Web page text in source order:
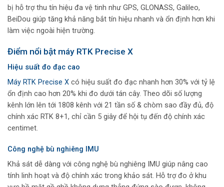
bị hỗ trợ thu tín hiệu đa vệ tinh như GPS, GLONASS, Galileo,
BeiDou giúp tăng khả năng bắt tín hiệu nhanh và ổn định hơn khi
làm việc ngoài hiện trường.
Điểm nổi bật máy RTK Precise X
Hiệu suất đo đạc cao
Máy RTK Precise X có hiệu suất đo đạc nhanh hơn 30% với tỷ lệ
ổn định cao hơn 20% khi đo dưới tán cây. Theo dõi số lượng
kênh lớn lên tới 1808 kênh với 21 tần số & chòm sao đầy đủ, độ
chính xác RTK 8+1, chỉ cần 5 giây để hội tụ đến độ chính xác
centimet.
Công nghệ bù nghiêng IMU
Khả sát dễ dàng với công nghệ bù nghiêng IMU giúp nâng cao
tính linh hoạt và độ chính xác trong khảo sát. Hỗ trợ đo ở khu